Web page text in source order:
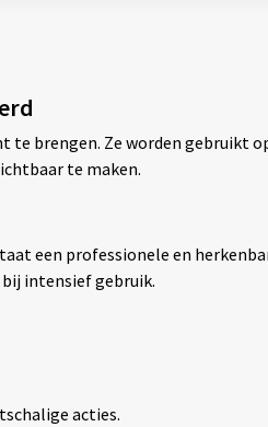
brengen. Ze worden gebruikt
te maken.
een professionele en
intensief gebruik.
acties.